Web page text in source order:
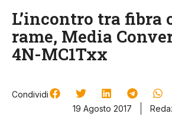
L’incontro tra fibra
rame, Media
4N-MC1Txx
Condividi
19 Agosto 2017